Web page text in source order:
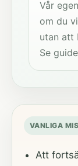
Vår
om du
utan att
Se
VANLIGA
Att